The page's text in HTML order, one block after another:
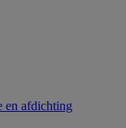
en afdichting